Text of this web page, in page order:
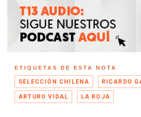
ETIQUETAS DE ESTA NOTA
SELECCIÓN CHILENA RICARDO
ARTURO VIDAL LA ROJA